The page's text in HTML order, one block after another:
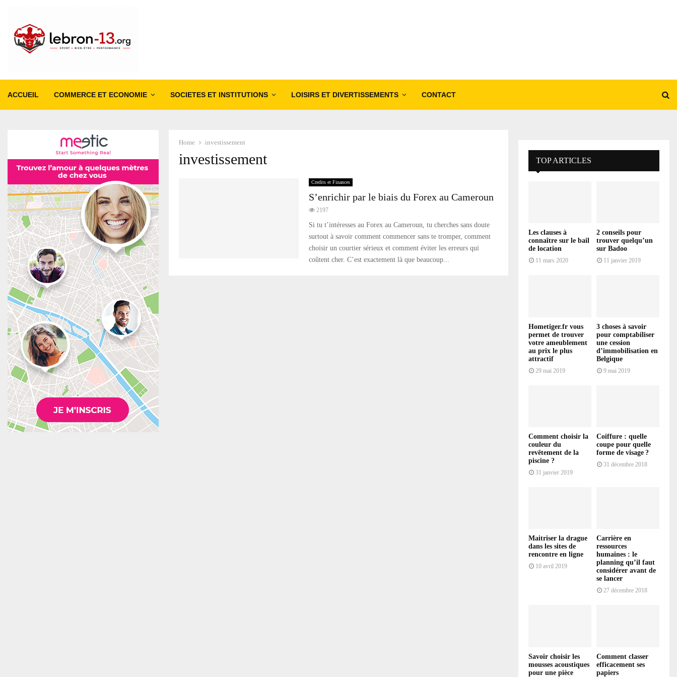
ACCUEIL COMMERCE ET ECONOMIE SOCIETES ET INSTITUTIONS LOISIRS ET DIVERTISSEMENTS CONTACT
Home investissement
investissement
Credits et Finances
S’enrichir par le biais du Forex au Cameroun
2197
Si tu t’intéresses au Forex au Cameroun, tu cherches sans doute
surtout à savoir comment commencer sans te tromper, comment
choisir un courtier sérieux et comment éviter les erreurs qui
coûtent cher. C’est exactement là que beaucoup...
TOP ARTICLES
Les clauses à
connaître sur le bail
de location
11 mars 2020
2 conseils pour
trouver quelqu’un
sur Badoo
11 janvier 2019
Hometiger.fr vous
permet de trouver
votre ameublement
au prix le plus
attractif
29 mai 2019
3 choses à savoir
pour comptabiliser
une cession
d’immobilisation en
Belgique
9 mai 2019
Comment choisir la
couleur du
revêtement de la
piscine ?
31 janvier 2019
Coiffure : quelle
coupe pour quelle
forme de visage ?
31 décembre 2018
Maitriser la drague
dans les sites de
rencontre en ligne
10 avril 2019
Carrière en
ressources
humaines : le
planning qu’il faut
considérer avant de
se lancer
27 décembre 2018
Savoir choisir les
mousses acoustiques
pour une pièce
Comment classer
efficacement ses
papiers